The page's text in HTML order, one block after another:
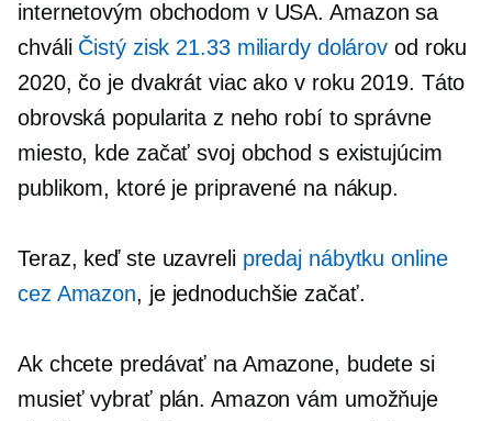
internetovým obchodom v USA. Amazon sa
chváli Čistý zisk 21.33 miliardy dolárov od roku
2020, čo je dvakrát viac ako v roku 2019. Táto
obrovská popularita z neho robí to správne
miesto, kde začať svoj obchod s existujúcim
publikom, ktoré je pripravené na nákup.
Teraz, keď ste uzavreli predaj nábytku online
cez Amazon, je jednoduchšie začať.
Ak chcete predávať na Amazone, budete si
musieť vybrať plán. Amazon vám umožňuje